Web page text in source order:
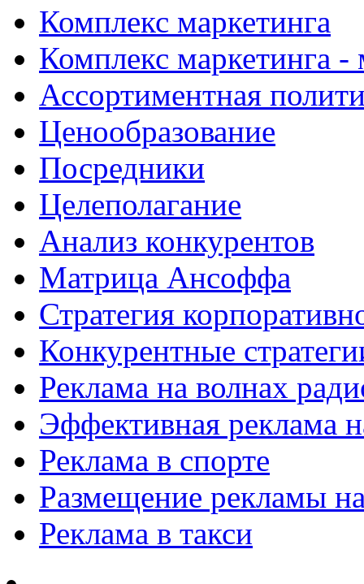
Комплекс маркетинга
Комплекс маркетинга
Ассортиментная
Ценообразование
Посредники
Целеполагание
Анализ конкурентов
Матрица Ансоффа
Стратегия
Конкурентные
Реклама на волнах
Эффективная реклама
Реклама в спорте
Размещение рекламы
Реклама в такси